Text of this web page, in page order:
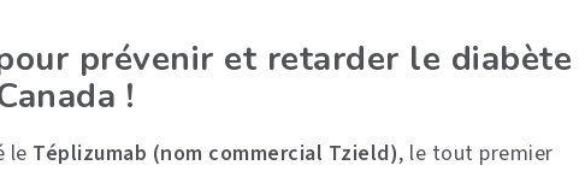
prévenir et retarder le diabète
!
le Téplizumab (nom commercial Tzield), le tout premier